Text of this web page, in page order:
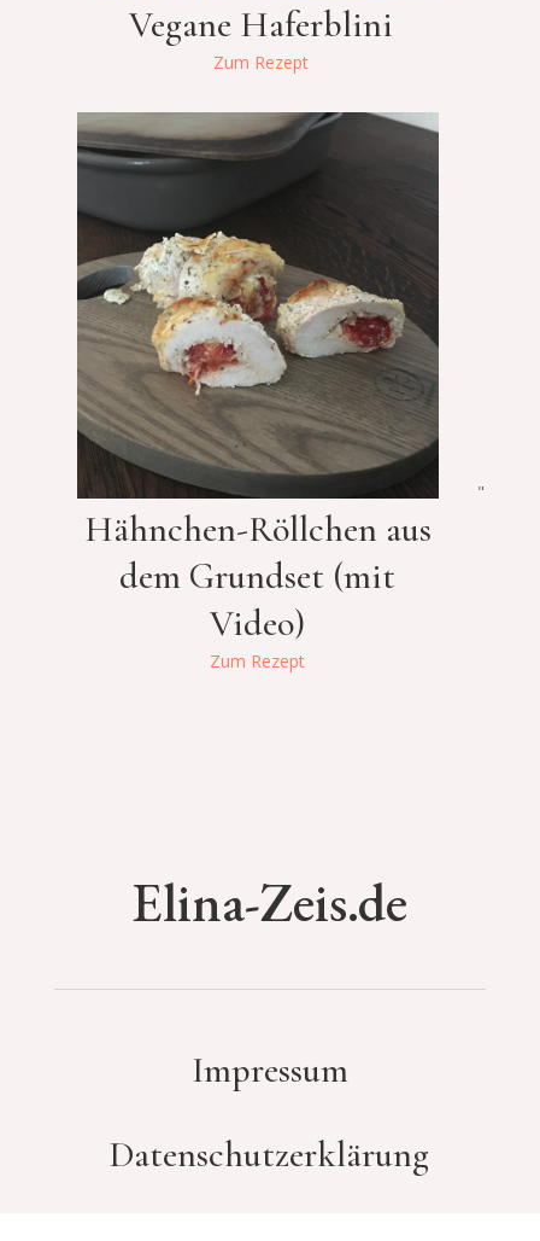
Vegane Haferblini
Zum Rezept
Hähnchen-Röllchen aus
dem Grundset (mit
Video)
Zum Rezept
"
Elina-Zeis.de
Impressum
Datenschutzerklärung